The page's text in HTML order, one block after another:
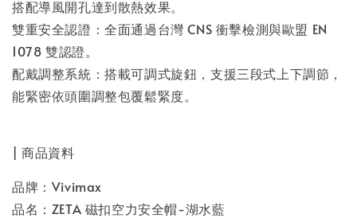
搭配導風開孔達到散熱效果。
雙重安全認證：全面通過台灣 CNS 衝擊檢測與歐盟 EN
1078 雙認證。
配戴調整系統：搭載可調式旋鈕，支援三段式上下調節，
能緊密依頭圍調整包覆鬆緊度。
| 商品資料
品牌：Vivimax
品名：ZETA 磁扣空力安全帽-湖水藍